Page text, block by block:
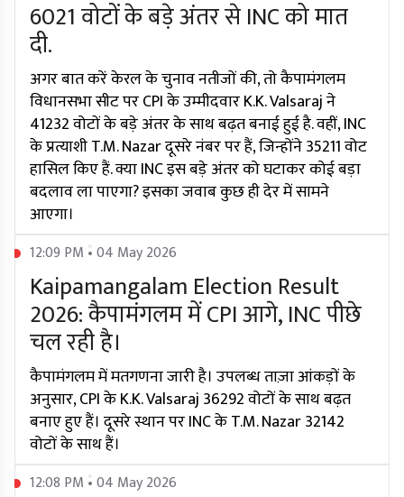
6021 वोटों के बड़े अंतर से INC को मात
दी.
अगर बात करें केरल के चुनाव नतीजों की, तो कैपामंगलम
विधानसभा सीट पर CPI के उम्मीदवार K.K. Valsaraj ने
41232 वोटों के बड़े अंतर के साथ बढ़त बनाई हुई है. वहीं, INC
के प्रत्याशी T.M. Nazar दूसरे नंबर पर हैं, जिन्होंने 35211 वोट
हासिल किए हैं. क्या INC इस बड़े अंतर को घटाकर कोई बड़ा
बदलाव ला पाएगा? इसका जवाब कुछ ही देर में सामने
आएगा।
12:09 PM • 04 May 2026
Kaipamangalam Election Result
2026: कैपामंगलम में CPI आगे, INC पीछे
चल रही है।
कैपामंगलम में मतगणना जारी है। उपलब्ध ताज़ा आंकड़ों के
अनुसार, CPI के K.K. Valsaraj 36292 वोटों के साथ बढ़त
बनाए हुए हैं। दूसरे स्थान पर INC के T.M. Nazar 32142
वोटों के साथ हैं।
12:08 PM • 04 May 2026